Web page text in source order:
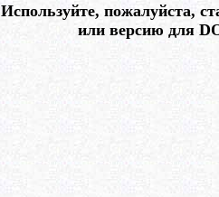
Используйте, пожалуйста,
или версию для